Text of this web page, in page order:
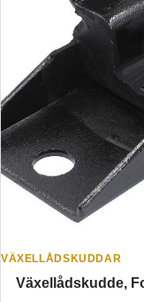
VÄXELLÅDSKUDDAR
Växellådskudde,